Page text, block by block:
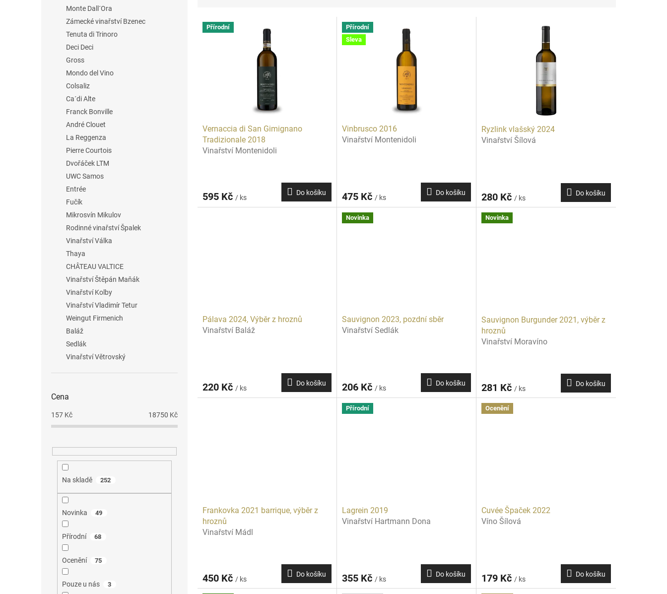
Monte Dall´Ora
Zámecké vinařství Bzenec
Tenuta di Trinoro
Deci Deci
Gross
Mondo del Vino
Colsaliz
Ca´di Alte
Franck Bonville
André Clouet
La Reggenza
Pierre Courtois
Dvořáček LTM
UWC Samos
Entrée
Fučík
Mikrosvín Mikulov
Rodinné vinařství Špalek
Vinařství Válka
Thaya
CHÂTEAU VALTICE
Vinařství Štěpán Maňák
Vinařství Kolby
Vinařství Vladimír Tetur
Weingut Firmenich
Baláž
Sedlák
Vinařství Větrovský
Cena
157 Kč 18750 Kč
Na skladě 252
Novinka 49
Přírodní 68
Ocenění 75
Pouze u nás 3
V Přírodní
Vernaccia di San Gimignano
Tradizionale 2018
Vinařství Montenidoli
595 Kč / ks
Do košíku
Přírodní
Sleva
Vinbrusco 2016
Vinařství Montenidoli
475 Kč / ks
Do košíku
Ryzlink vlašský 2024
Vinařství Šílová
280 Kč / ks
Do košíku
Pálava 2024, Výběr z hroznů
Vinařství Baláž
220 Kč / ks
Do košíku
Novinka
Sauvignon 2023, pozdní sběr
Vinařství Sedlák
206 Kč / ks
Do košíku
Novinka
Sauvignon Burgunder 2021, výběr z
hroznů
Vinařství Moravíno
281 Kč / ks
Do košíku
Frankovka 2021 barrique, výběr z
hroznů
Vinařství Mádl
450 Kč / ks
Do košíku
Přírodní
Lagrein 2019
Vinařství Hartmann Dona
355 Kč / ks
Do košíku
Ocenění
Cuvée Špaček 2022
Víno Šílová
179 Kč / ks
Do košíku